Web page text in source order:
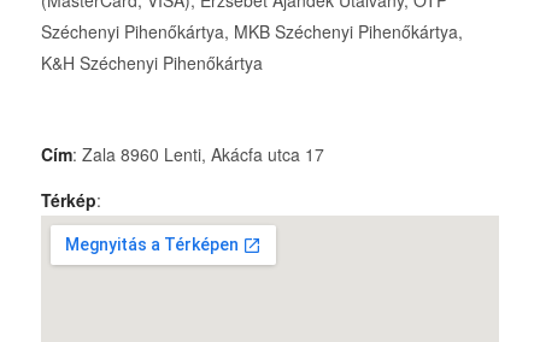
Széchenyi Pihenőkártya, MKB Széchenyi Pihenőkártya,
K&H Széchenyi Pihenőkártya
Cím: Zala 8960 Lenti, Akácfa utca 17
Térkép: